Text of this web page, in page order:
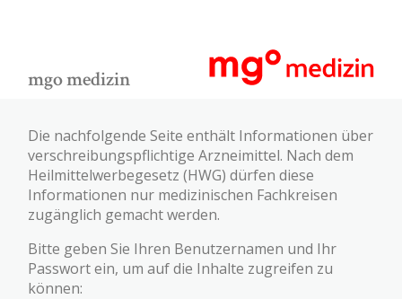
mgo medizin
Die nachfolgende Seite enthält Informationen über
verschreibungspflichtige Arzneimittel. Nach dem
Heilmittelwerbegesetz (HWG) dürfen diese
Informationen nur medizinischen Fachkreisen
zugänglich gemacht werden.
Bitte geben Sie Ihren Benutzernamen und Ihr
Passwort ein, um auf die Inhalte zugreifen zu
können: